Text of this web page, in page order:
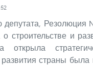
Резолюция
о строительстве и
открыла
страны